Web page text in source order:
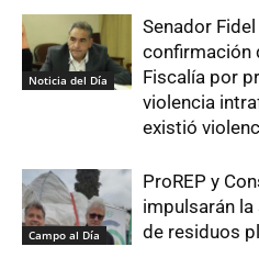
Noticia del Día
Senador
confirmación
Fiscalía por
violencia
existió
Campo al Día
ProREP y
impulsarán
de residuos